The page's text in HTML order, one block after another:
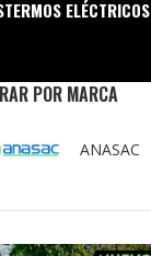
TERMOS ELÉCTRICOS
POR MARCA
ANASAC